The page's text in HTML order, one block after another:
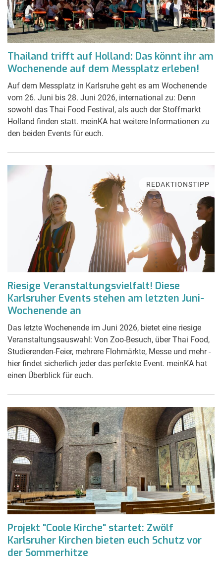
Thailand trifft auf Holland: Das könnt ihr am
Wochenende auf dem Messplatz erleben!
Auf dem Messplatz in Karlsruhe geht es am Wochenende
vom 26. Juni bis 28. Juni 2026, international zu: Denn
sowohl das Thai Food Festival, als auch der Stoffmarkt
Holland finden statt. meinKA hat weitere Informationen zu
den beiden Events für euch.
REDAKTIONSTIPP
Riesige Veranstaltungsvielfalt! Diese
Karlsruher Events stehen am letzten Juni-
Wochenende an
Das letzte Wochenende im Juni 2026, bietet eine riesige
Veranstaltungsauswahl: Von Zoo-Besuch, über Thai Food,
Studierenden-Feier, mehrere Flohmärkte, Messe und mehr -
hier findet sicherlich jeder das perfekte Event. meinKA hat
einen Überblick für euch.
Projekt "Coole Kirche" startet: Zwölf
Karlsruher Kirchen bieten euch Schutz vor
der Sommerhitze